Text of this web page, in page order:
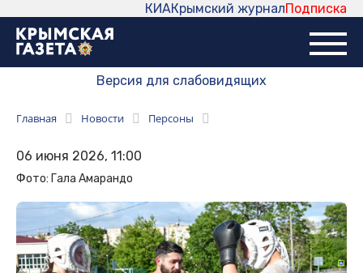
Подписка
Крымский журнал
КИА
Версия для слабовидящих
Главная Новости Персоны
06 июня 2026, 11:00
Фото: Гала Амарандо